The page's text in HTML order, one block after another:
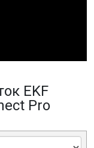
EKF
Pro